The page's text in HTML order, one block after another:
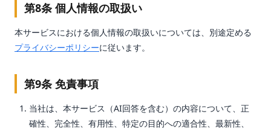
第8条 個人情報の取扱い
本サービスにおける個人情報の取扱いについては、別途定める
プライバシーポリシーに従います。
第9条 免責事項
当社は、本サービス（AI回答を含む）の内容について、正
確性、完全性、有用性、特定の目的への適合性、最新性、